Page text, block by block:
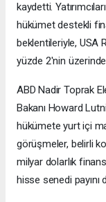
kaydetti.
hükümet destekli
beklentileriyle, USA
yüzde 2'nin
ABD Nadir Toprak
Bakanı Howard
hükümete yurt içi
görüşmeler, belirli
milyar dolarlık
hisse senedi